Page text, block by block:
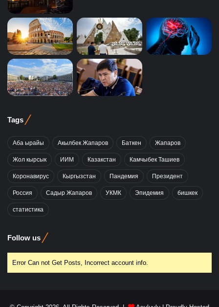
Tags
Аба ырайы Акылбек Жапаров Баткен Жапаров
Жол кырсык ИИМ Казакстан Камчыбек Ташиев
Коронавирус Кыргызстан Пандемия Президент
Россия Садыр Жапаров УКМК Эпидемия бишкек
статистика
Follow us
Error Can not Get Posts, Incorrect account info.